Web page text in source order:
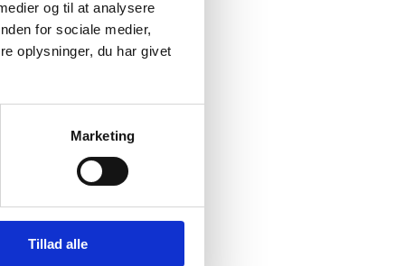
og til at analysere
for sociale medier,
oplysninger, du har givet
Marketing
Tillad alle